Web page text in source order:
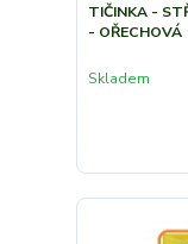
TIČINKA -
- OŘECHOVÁ
Skladem